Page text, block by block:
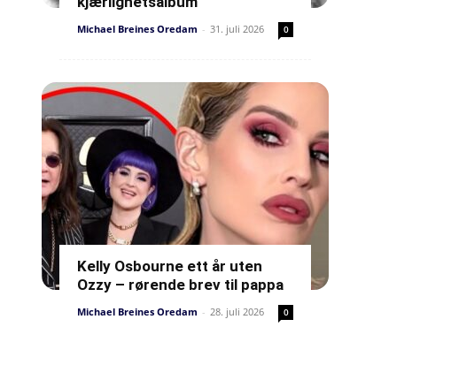
Michael Breines Oredam - 31. juli 2026 0
Kelly Osbourne ett år uten
Ozzy – rørende brev til pappa
Michael Breines Oredam - 28. juli 2026 0